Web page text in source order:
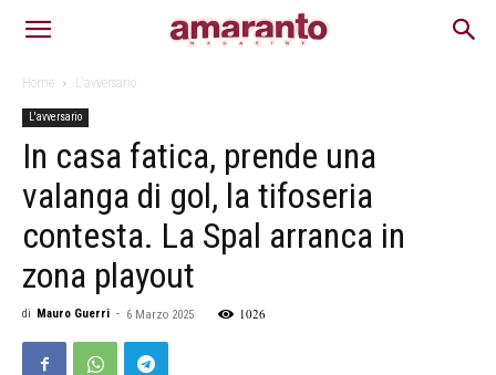
Home L'avversario
L'avversario
In casa fatica, prende una
valanga di gol, la tifoseria
contesta. La Spal arranca in
zona playout
di Mauro Guerri - 6 Marzo 2025 1026